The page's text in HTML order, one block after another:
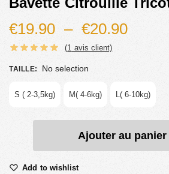
€19.90 – €20.90
(1 avis client)
TAILLE: No selection
S ( 2-3,5kg) M( 4-6kg) L( 6-10kg)
Ajouter au panier
Add to wishlist